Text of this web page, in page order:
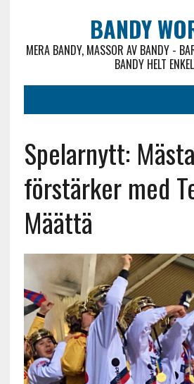
BANDY
MERA BANDY, MASSOR AV BANDY -
BANDY HELT
Spelarnytt:
förstärker med
Määttä